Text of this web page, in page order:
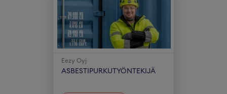
Eezy Oyj
ASBESTIPURKUTYÖNTEKIJÄ